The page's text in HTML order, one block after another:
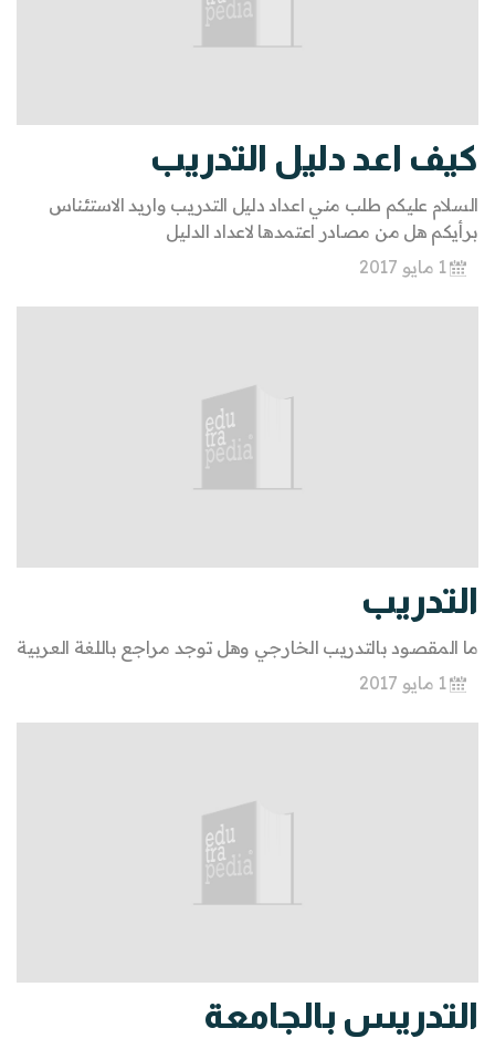
كيف اعد دليل التدريب
السلام عليكم طلب مني اعداد دليل التدريب واريد الاستئناس
برأيكم هل من مصادر اعتمدها لاعداد الدليل
1 مايو 2017
التدريب
ما المقصود بالتدريب الخارجي وهل توجد مراجع باللغة العربية
1 مايو 2017
التدريس بالجامعة